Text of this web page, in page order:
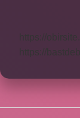
https://
https://